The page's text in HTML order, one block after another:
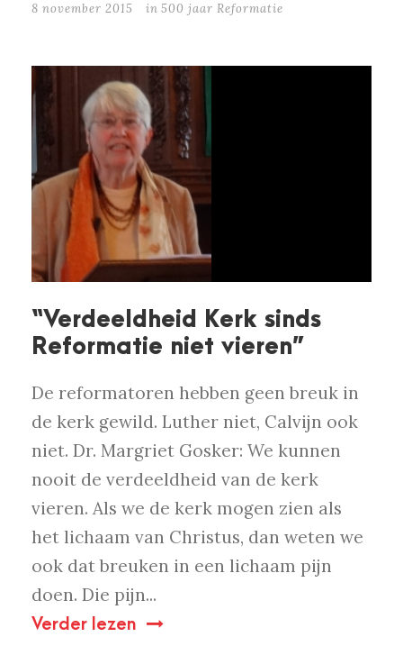
8 november 2015 in 500 jaar Reformatie
“Verdeeldheid Kerk sinds
Reformatie niet vieren”
De reformatoren hebben geen breuk in
de kerk gewild. Luther niet, Calvijn ook
niet. Dr. Margriet Gosker: We kunnen
nooit de verdeeldheid van de kerk
vieren. Als we de kerk mogen zien als
het lichaam van Christus, dan weten we
ook dat breuken in een lichaam pijn
doen. Die pijn...
Verder lezen